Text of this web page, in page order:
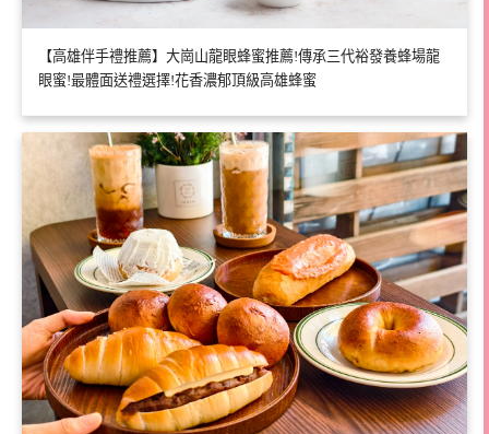
【高雄伴手禮推薦】大崗山龍眼蜂蜜推薦!傳承三代裕發養蜂場龍
眼蜜!最體面送禮選擇!花香濃郁頂級高雄蜂蜜